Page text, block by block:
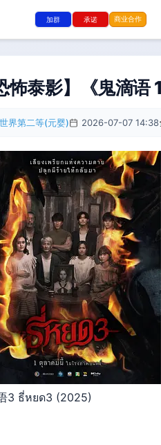
加群 承诺 商业合作
怖泰影】《鬼滴
世界第二等(元婴) 2026-07-07 14:38
3 ธี่หยด3 (2025)